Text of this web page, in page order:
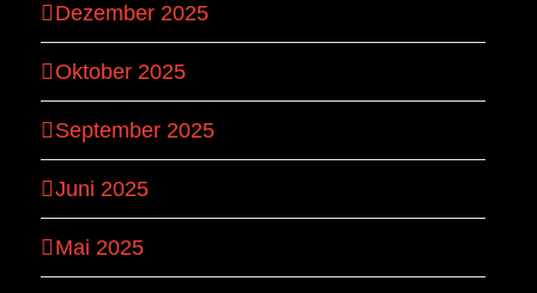
Dezember 2025
Oktober 2025
September 2025
Juni 2025
Mai 2025